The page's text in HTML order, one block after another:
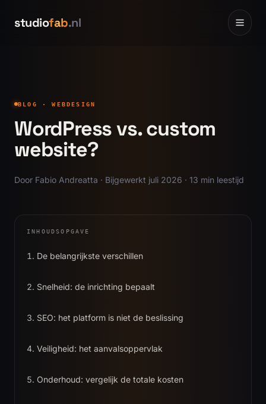
studiofab.nl
Websites 0 2
Portfolio
Over 05
Contact
BLOG ·WEBDESIGN
WordPress vs. custom
website?
Door Fabio Andreatta · Bijgewerkt juli 2026 · 13 min leestijd
INHOUDSOPGAVE
De belangrijkste verschillen
Snelheid: de inrichting bepaalt
SEO: het platform is niet de beslissing
Veiligheid: het aanvalsoppervlak
Onderhoud: vergelijk de totale kosten